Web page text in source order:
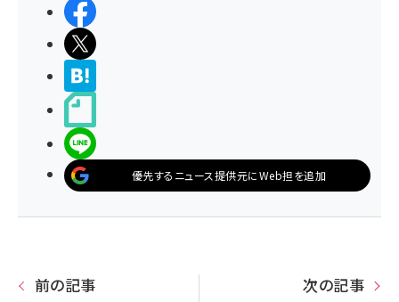
優先するニュース提供元にWeb担を追加
前の記事 次の記事